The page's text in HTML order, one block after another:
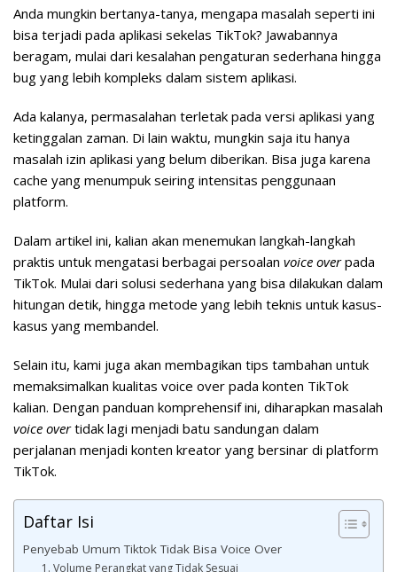
Anda mungkin bertanya-tanya, mengapa masalah seperti ini
bisa terjadi pada aplikasi sekelas TikTok? Jawabannya
beragam, mulai dari kesalahan pengaturan sederhana hingga
bug yang lebih kompleks dalam sistem aplikasi.
Ada kalanya, permasalahan terletak pada versi aplikasi yang
ketinggalan zaman. Di lain waktu, mungkin saja itu hanya
masalah izin aplikasi yang belum diberikan. Bisa juga karena
cache yang menumpuk seiring intensitas penggunaan
platform.
Dalam artikel ini, kalian akan menemukan langkah-langkah
praktis untuk mengatasi berbagai persoalan voice overpada
TikTok. Mulai dari solusi sederhana yang bisa dilakukan dalam
hitungan detik, hingga metode yang lebih teknis untuk kasus-
kasus yang membandel.
Selain itu, kami juga akan membagikan tips tambahan untuk
memaksimalkan kualitas voice over pada konten TikTok
kalian. Dengan panduan komprehensif ini, diharapkan masalah
voice overtidak lagi menjadi batu sandungan dalam
perjalanan menjadi konten kreator yang bersinar di platform
TikTok.
Daftar Isi
Penyebab Umum Tiktok Tidak Bisa Voice Over
1. Volume Perangkat yang Tidak Sesuai